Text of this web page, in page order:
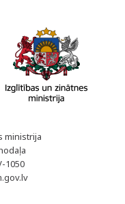
ministrija
1050